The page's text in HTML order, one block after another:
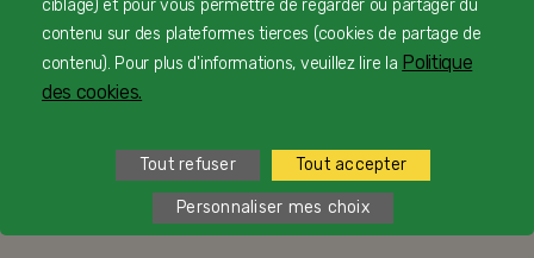
FAQ
MENTIONS LÉGALES
POLITIQUE DE CONFIDENTIALITÉ
CONDITIONS GÉNÉRALES DE VENTE
ciblage) et pour vous permettre de regarder ou partager du
contenu sur des plateformes tierces (cookies de partage de
contenu). Pour plus d'informations, veuillez lire la Politique
des cookies.
Tout refuser Tout accepter
Personnaliser mes choix